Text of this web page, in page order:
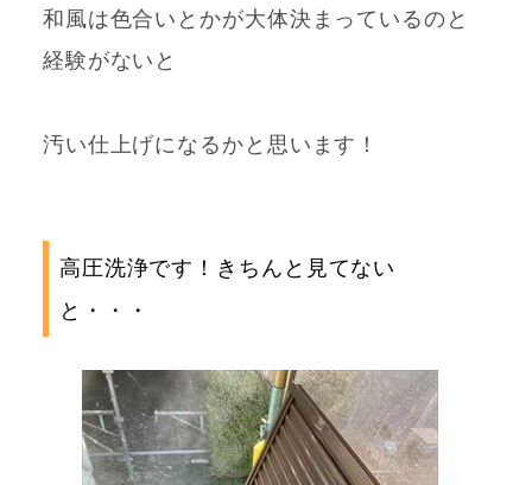
和風は色合いとかが大体決まっているのと
経験がないと
汚い仕上げになるかと思います！
高圧洗浄です！きちんと見てない
と・・・